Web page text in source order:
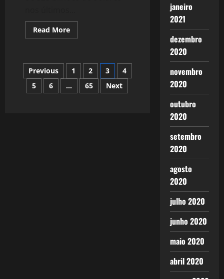
Read MoreRead
more
Reservas
Cambiais
Podem
Ajudar
o
Paginação
de
Previous 1 2 3
4
5
6 … 65 Next
janeiro
2021
dezembro
2020
novembro
2020
outubro
2020
setembro
2020
agosto
2020
julho 2020
junho 2020
maio 2020
abril 2020